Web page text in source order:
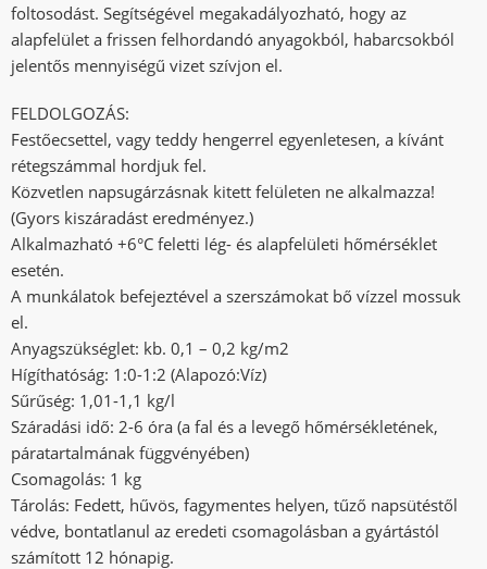
foltosodást. Segítségével megakadályozható, hogy az
alapfelület a frissen felhordandó anyagokból, habarcsokból
jelentős mennyiségű vizet szívjon el.
FELDOLGOZÁS:
Festőecsettel, vagy teddy hengerrel egyenletesen, a kívánt
rétegszámmal hordjuk fel.
Közvetlen napsugárzásnak kitett felületen ne alkalmazza!
(Gyors kiszáradást eredményez.)
Alkalmazható +6°C feletti lég- és alapfelületi hőmérséklet
esetén.
A munkálatok befejeztével a szerszámokat bő vízzel mossuk
el.
Anyagszükséglet: kb. 0,1 – 0,2 kg/m2
Hígíthatóság: 1:0-1:2 (Alapozó:Víz)
Sűrűség: 1,01-1,1 kg/l
Száradási idő: 2-6 óra (a fal és a levegő hőmérsékletének,
páratartalmának függvényében)
Csomagolás: 1 kg
Tárolás: Fedett, hűvös, fagymentes helyen, tűző napsütéstől
védve, bontatlanul az eredeti csomagolásban a gyártástól
számított 12 hónapig.